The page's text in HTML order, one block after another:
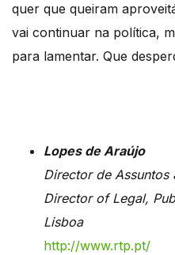
quer que queiram
vai continuar na política,
para lamentar. Que
Lopes de Araújo
Director de Assuntos
Director of Legal,
Lisboa
http://www.rtp.pt/